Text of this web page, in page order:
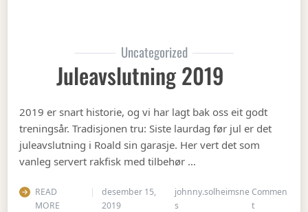
Uncategorized
Juleavslutning 2019
2019 er snart historie, og vi har lagt bak oss eit godt
treningsår. Tradisjonen tru: Siste laurdag før jul er det
juleavslutning i Roald sin garasje. Her vert det som
vanleg servert rakfisk med tilbehør …
READ
MORE
desember 15,
2019
johnny.solheimsne
s
Commen
ton